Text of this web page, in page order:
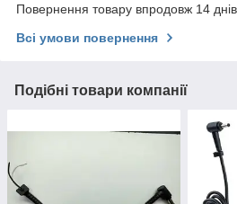
Повернення товару впродовж 14
Всі умови повернення
Подібні товари компанії